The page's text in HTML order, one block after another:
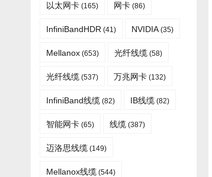
以太网卡 (165) 网卡 (86)
InfiniBandHDR (41) NVIDIA(35)
Mellanox (653) 光纤线缆 (58)
光纤线缆​ (537) 万兆网卡 (132)
InfiniBand线缆 (82) IB线缆 (82)
智能网卡 (65) 线缆 (387)
迈洛思线缆 (149)
Mellanox线缆 (544)